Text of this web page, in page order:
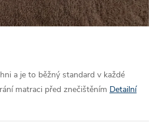
a je to běžný standard v každé
matraci před znečištěním Detailní